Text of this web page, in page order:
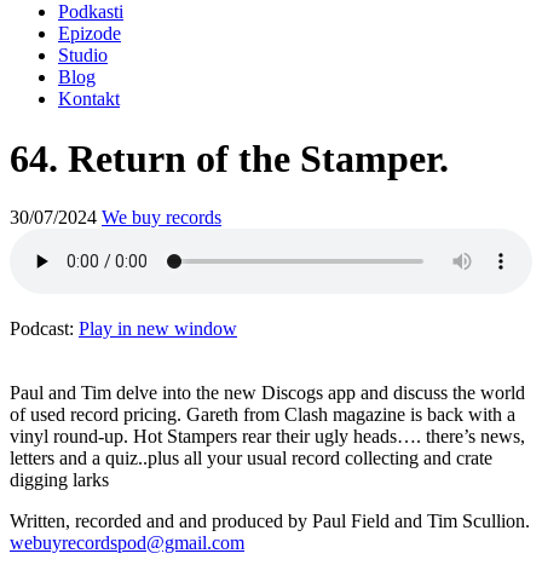
Podkasti
Epizode
Studio
Blog
Kontakt
64. Return of the Stamper.
30/07/2024 We buy records
Podcast: Play in new window
Paul and Tim delve into the new Discogs app and discuss the world
of used record pricing. Gareth from Clash magazine is back with a
vinyl round-up. Hot Stampers rear their ugly heads…. there’s news,
letters and a quiz..plus all your usual record collecting and crate
digging larks
Written, recorded and and produced by Paul Field and Tim Scullion.
webuyrecordspod@gmail.com